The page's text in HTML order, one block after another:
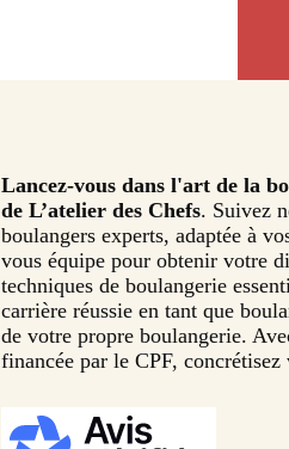
Lancez-vous dans l'art de la
de L’atelier des Chefs. Suivez
boulangers experts, adaptée à
vous équipe pour obtenir votre
techniques de boulangerie
carrière réussie en tant que
de votre propre boulangerie.
financée par le CPF,